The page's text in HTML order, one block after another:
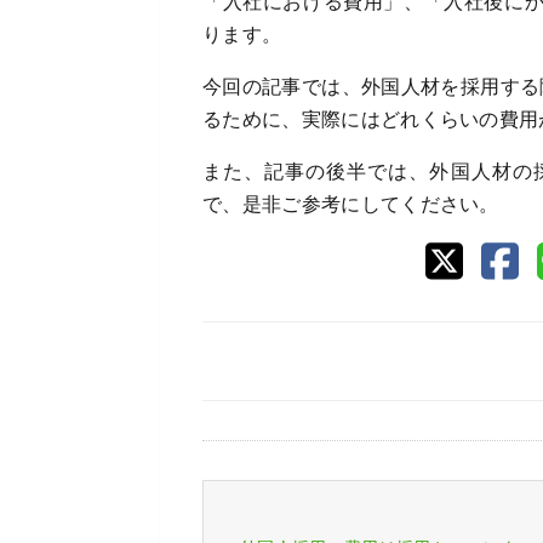
ります。
今回の記事では、外国人材を採用す
るために、実際にはどれくらいの費
また、記事の後半では、外国人材
で、是非ご参考にしてください。